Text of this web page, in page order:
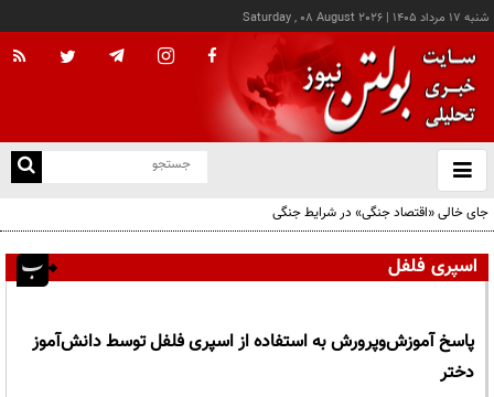
شنبه ۱۷ مرداد ۱۴۰۵ |
Saturday , 08 August 2026
باز
و
جای خالی «اقتصاد جنگی» در شرایط جنگی
اسپری فلفل
پاسخ آموزش‌وپرورش به استفاده از اسپری فلفل توسط دانش‌آموز
دختر